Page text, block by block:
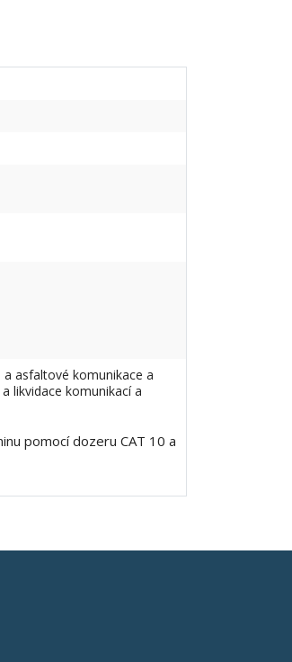
asfaltové komunikace a
likvidace komunikací a
pomocí dozeru CAT 10 a